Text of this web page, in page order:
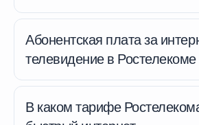
Абонентская плата за
телевидение в Ростелекоме
В каком тарифе